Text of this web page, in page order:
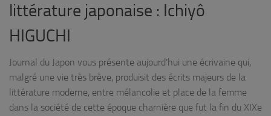
littérature japonaise : Ichiyô
HIGUCHI
Journal du Japon vous présente aujourd’hui une écrivaine qui,
malgré une vie très brève, produisit des écrits majeurs de la
littérature moderne, entre mélancolie et place de la femme
dans la société de cette époque charnière que fut la fin du XIXe